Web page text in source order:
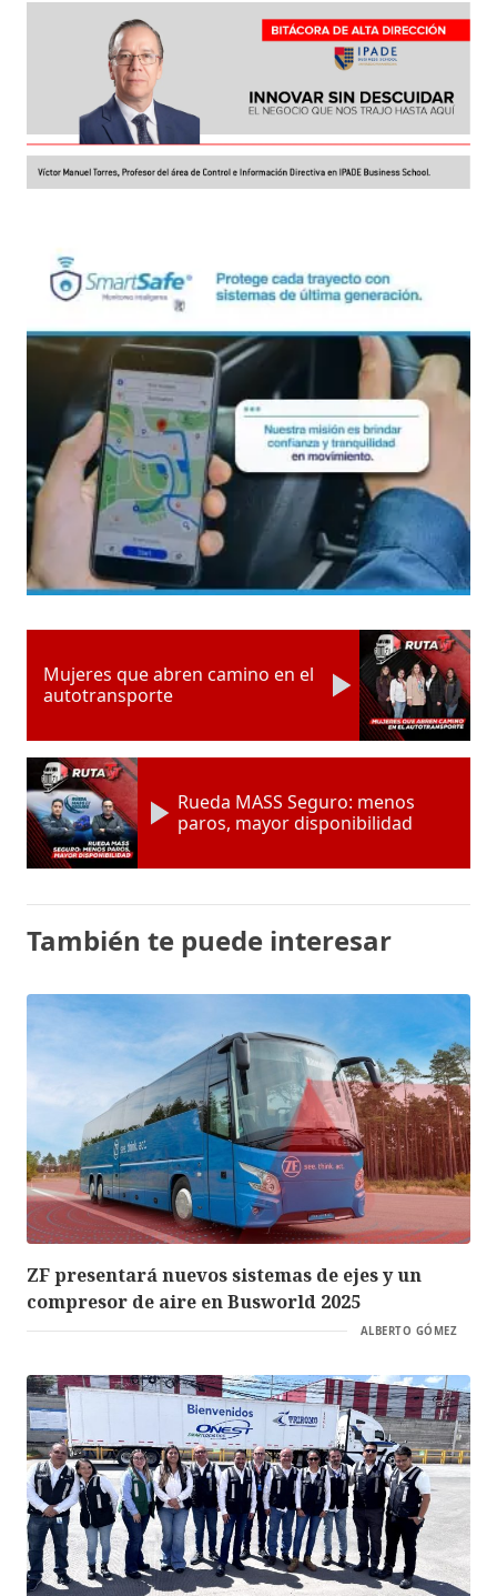
Mujeres que abren camino en el
autotransporte
Rueda MASS Seguro: menos
paros, mayor disponibilidad
También te puede interesar
ZF presentará nuevos sistemas de ejes y un
compresor de aire en Busworld 2025
ALBERTO GÓMEZ